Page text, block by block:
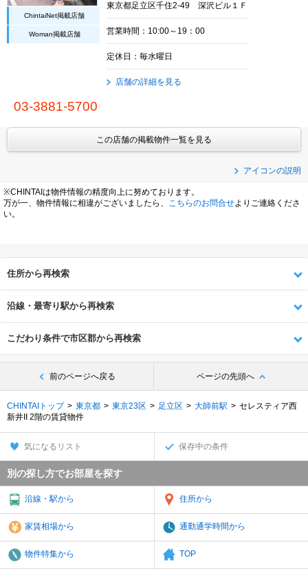
ChintaiNet掲載店舗
Woman掲載店舗
東京都足立区千住2-49 深沢ビル１Ｆ
営業時間：10:00～19：00
定休日：毎水曜日
店舗の詳細を見る
03-3881-5700
この店舗の掲載物件一覧を見る
アイコンの説明
※CHINTAIは物件情報の精度向上に努めております。
万が一、物件情報に相違がございましたら、
こちらのお問合せよりご連絡くださ
い。
住所から再検索
沿線・最寄り駅から再検索
こだわり条件で市区郡から再検索
前のページへ戻る ページの先頭へ
CHINTAIトップ 東京都 東京23区 足立区 大師前駅
セレスティア西
新井II 2階の賃貸物件
気になるリスト 保存中の条件
別の探し方でお部屋を探す
沿線・駅から 住所から
家賃相場から 通勤通学時間から
物件特集から TOP